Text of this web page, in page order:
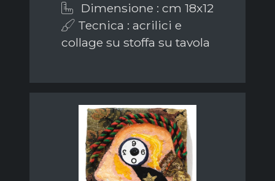
Dimensione : cm 18x12
Tecnica : acrilici e
collage su stoffa su tavola